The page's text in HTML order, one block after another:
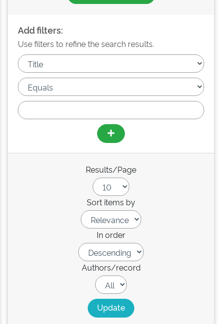
Add filters:
Use filters to refine the search results.
Results/Page
Sort items by
In order
Authors/record